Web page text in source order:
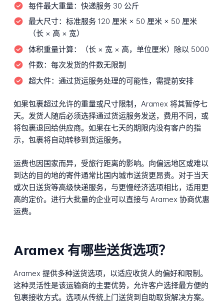
每件最大重量： 快递服务 30 公斤
最大尺寸： 标准服务 120 厘米 × 50 厘米 × 50 厘米
（长 × 高 × 宽）
体积重量计算：
（长 × 宽 × 高，单位厘米）除以 5000
件数： 每次发货的件数无限制
超大件： 通过货运服务处理的可能性，需提前安排
如果包裹超过允许的重量或尺寸限制，Aramex 将其暂停七
天。发货人随后必须选择通过货运服务发送，费用不同，或
将包裹退回给供应商。如果在七天的期限内没有客户的指
示，包裹将自动转移到货运服务。
运费也因国家而异，受旅行距离的影响。向偏远地区或难以
到达的目的地的寄件通常比国内城市送货更昂贵。对于当天
或次日送货等高级快递服务，与更慢经济选项相比，适用更
高的定价。进行大批量的企业可以直接与 Aramex 协商优惠
运费。
Aramex 有哪些送货选项？
Aramex 提供多种送货选项，以适应收货人的偏好和限制。
这种灵活性是该运输商的主要优势，允许客户选择最方便的
包裹接收方式。选项从传统上门送货到自助取货解决方案。